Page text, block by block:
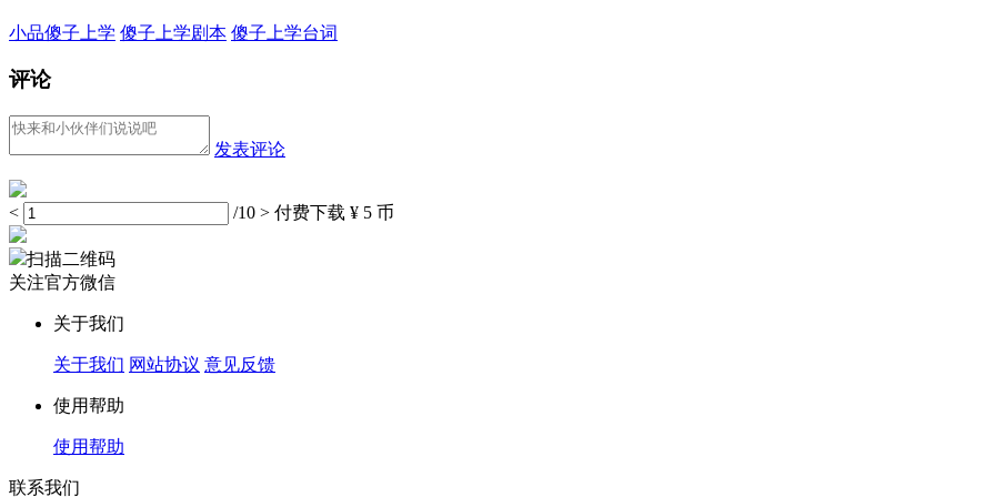
小品傻子上学 傻子上学剧本 傻子上学台词
评论
发表评论
< /10 > 付费下载 ¥ 5 币
扫描二维码
关注官方微信
关于我们
关于我们 网站协议 意见反馈
使用帮助
使用帮助
联系我们